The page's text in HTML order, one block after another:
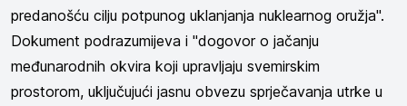
predanošću cilju potpunog uklanjanja nuklearnog oružja".
Dokument podrazumijeva i "dogovor o jačanju
međunarodnih okvira koji upravljaju svemirskim
prostorom, uključujući jasnu obvezu sprječavanja utrke u